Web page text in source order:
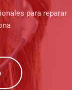
para reparar